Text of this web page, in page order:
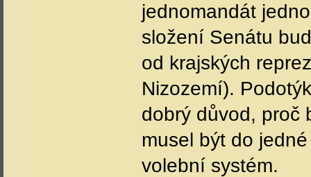
jednomandát
složení Senátu
od krajských
Nizozemí).
dobrý důvod, proč
musel být do
volební systém.